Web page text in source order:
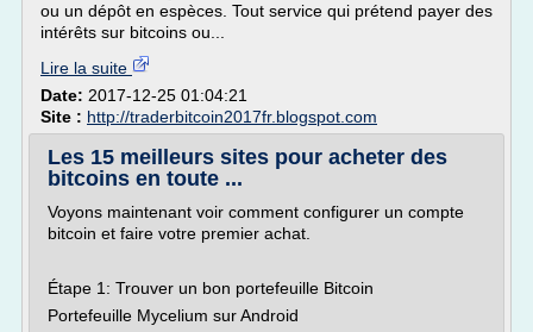
ou un dépôt en espèces. Tout service qui prétend payer des
intérêts sur bitcoins ou...
Lire la suite
Date: 2017-12-25 01:04:21
Site : http://traderbitcoin2017fr.blogspot.com
Les 15 meilleurs sites pour acheter des
bitcoins en toute ...
Voyons maintenant voir comment configurer un compte
bitcoin et faire votre premier achat.
Étape 1: Trouver un bon portefeuille Bitcoin
Portefeuille Mycelium sur Android